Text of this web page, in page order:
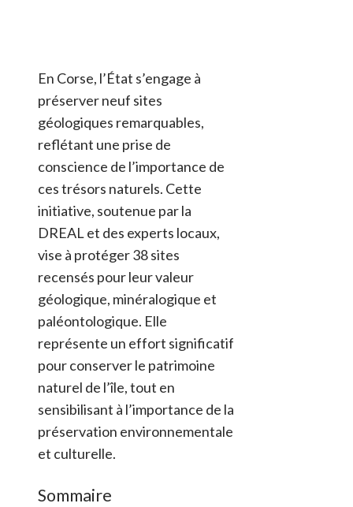
En Corse, l’État s’engage à
préserver neuf sites
géologiques remarquables,
reflétant une prise de
conscience de l’importance de
ces trésors naturels. Cette
initiative, soutenue par la
DREAL et des experts locaux,
vise à protéger 38 sites
recensés pour leur valeur
géologique, minéralogique et
paléontologique. Elle
représente un effort significatif
pour conserver le patrimoine
naturel de l’île, tout en
sensibilisant à l’importance de la
préservation environnementale
et culturelle.
Sommaire